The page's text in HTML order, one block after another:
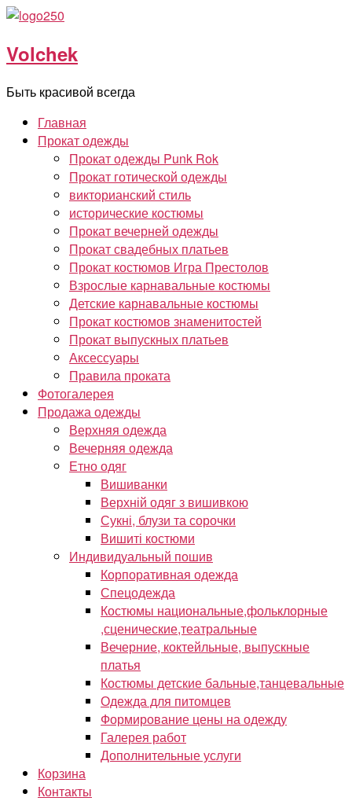
Перейти
содержимому
Volchek
Быть красивой всегда
Главная
Прокат одежды
Прокат одежды Punk Rok
Прокат готической одежды
викторианский стиль
исторические костюмы
Прокат вечерней одежды
Прокат свадебных платьев
Прокат костюмов Игра Престолов
Взрослые карнавальные костюмы
Детские карнавальные костюмы
Прокат костюмов знаменитостей
Прокат выпускных платьев
Аксессуары
Правила проката
Фотогалерея
Продажа одежды
Верхняя одежда
Вечерняя одежда
Етно одяг
Вишиванки
Верхній одяг з вишивкою
Сукні, блузи та сорочки
Вишиті костюми
Индивидуальный пошив
Корпоративная одежда
Спецодежда
Костюмы национальные,фольклорные
,сценические,театральные
Вечерние, коктейльные, выпускные
платья
Костюмы детские бальные,танцевальные
Одежда для питомцев
Формирование цены на одежду
Галерея работ
Дополнительные услуги
Корзина
Контакты